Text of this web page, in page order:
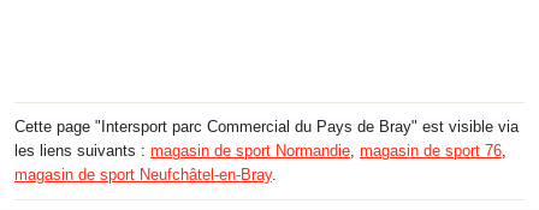
Cette page "Intersport parc Commercial du Pays de Bray" est visible via
les liens suivants : magasin de sport Normandie, magasin de sport 76,
magasin de sport Neufchâtel-en-Bray.